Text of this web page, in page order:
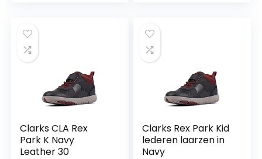
Clarks CLA Rex
Park K Navy
Leather 30
Clarks Rex Park Kid
lederen laarzen in
Navy